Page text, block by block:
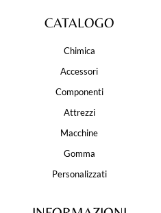
CATALOGO
Chimica
Accessori
Componenti
Attrezzi
Macchine
Gomma
Personalizzati